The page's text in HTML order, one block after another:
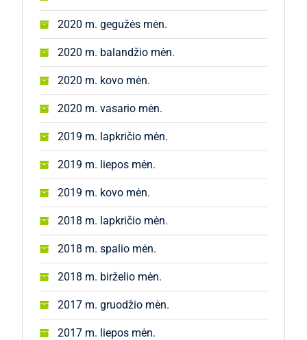
2020 m. gegužės mėn.
2020 m. balandžio mėn.
2020 m. kovo mėn.
2020 m. vasario mėn.
2019 m. lapkričio mėn.
2019 m. liepos mėn.
2019 m. kovo mėn.
2018 m. lapkričio mėn.
2018 m. spalio mėn.
2018 m. birželio mėn.
2017 m. gruodžio mėn.
2017 m. liepos mėn.